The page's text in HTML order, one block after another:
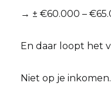
→ ± €60.000 –
En daar loopt het
Niet op je inkomen.